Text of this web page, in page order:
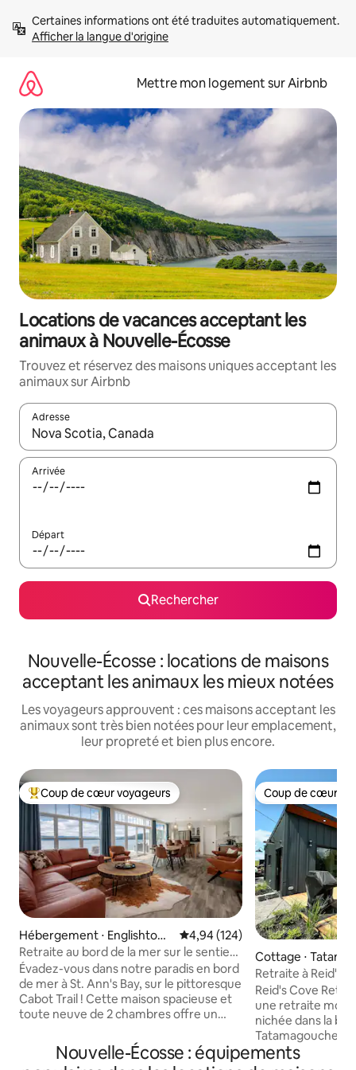
directement
Afficher la langue d'origine
Mettre mon logement sur Airbnb
Locations de vacances acceptant les
animaux à Nouvelle-Écosse
Trouvez et réservez des maisons uniques acceptant les
animaux sur Airbnb
Adresse
Lorsque les résultats s'affichent, utilisez les flèches vers le
Arrivée
Départ
Rechercher
Nouvelle-Écosse : locations de maisons
acceptant les animaux les mieux notées
Les voyageurs approuvent : ces maisons acceptant les
animaux sont très bien notées pour leur emplacement,
leur propreté et bien plus encore.
Coups de cœur voyageurs les plus appréciés
Coup de cœur voyageurs
Hébergement ⋅ Englishtow
n
Évaluation moyenne sur la
4,94 (124)
Retraite au bord de la mer sur le sentier
Cabot
Évadez-vous dans notre paradis en bord
de mer à St. Ann's Bay, sur le pittoresque
Cabot Trail ! Cette maison spacieuse et
toute neuve de 2 chambres offre un
ouvert. Capacité d'accueil de 6
personnes avec une chambre avec lit
Coup de cœur
Coup de cœur
Cottage ⋅
Retraite à Reid's
Reid's Cove
une retraite
nichée dans la
Tatamagouche,
Admirez les
logement
Nouvelle-Écosse : équipements